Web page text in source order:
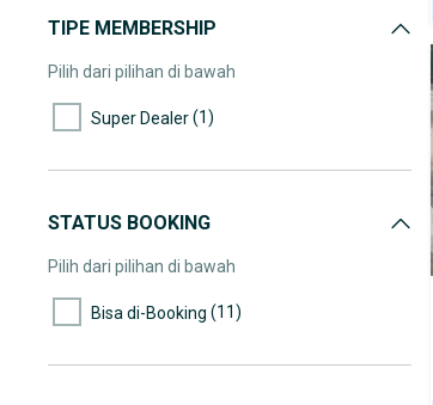
Soreang
TIPE MEMBERSHIP
Pilih dari pilihan di bawah
Super Dealer(1)
STATUS BOOKING
Pilih dari pilihan di bawah
Bisa di-Booking (11)